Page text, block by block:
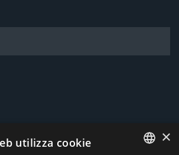
×
utilizza cookie